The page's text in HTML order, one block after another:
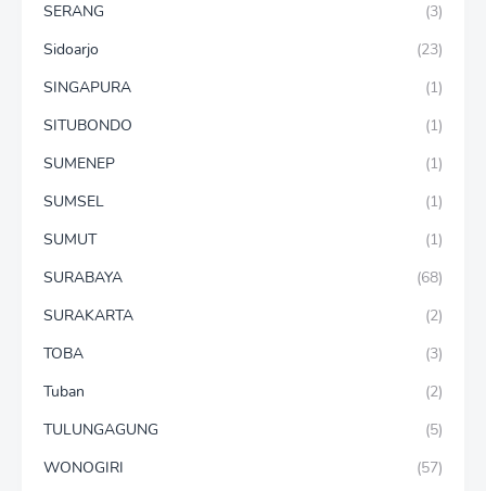
SERANG
(3)
Sidoarjo
(23)
SINGAPURA
(1)
SITUBONDO
(1)
SUMENEP
(1)
SUMSEL
(1)
SUMUT
(1)
SURABAYA
(68)
SURAKARTA
(2)
TOBA
(3)
Tuban
(2)
TULUNGAGUNG
(5)
WONOGIRI
(57)